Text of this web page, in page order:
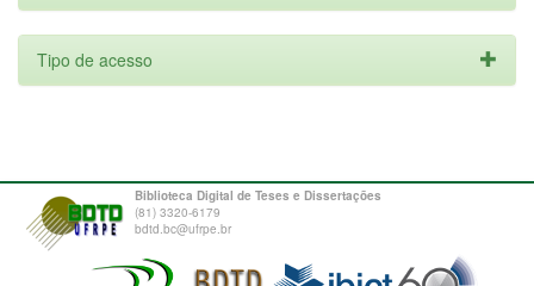
Tipo de acesso
Biblioteca Digital de Teses e Dissertações
(81) 3320-6179
bdtd.bc@ufrpe.br